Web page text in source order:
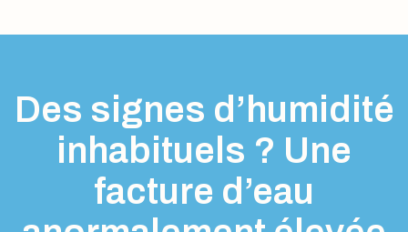
Des signes d’humidité
inhabituels ? Une
facture d’eau